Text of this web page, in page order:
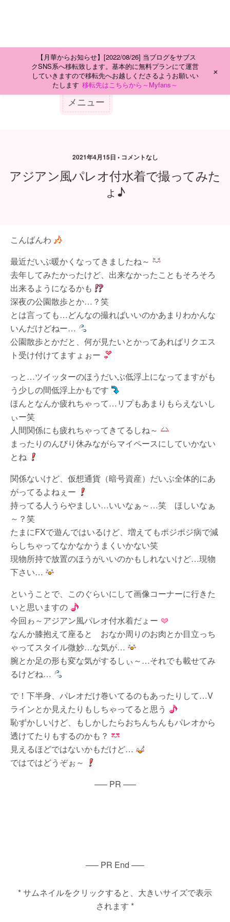
2021年4月15日 • コメントなし
アジアン風パレオ付水着で撮ってみた
ょ♪
こんばんわ
最近だいぶ暖かくなってきましたね～
去年してみたかったけど、出来なかったこともそろそろ
出来るようになるかも
深夜の公園散歩とか…？笑
とは言っても…どんなの撮ればいいのかあまりわかんな
いんだけどねー…
公園散歩とかだと、何が見たいとかってあればリクエス
ト受け付けてますょぉー
っと…ツイッターのほうだいぶ低浮上になってますがも
う少しの間低浮上かもです
ほんとなんか疲れちゃって…リプもあまりもらえないし
ぃー笑
人間関係にも疲れちゃってきてるしね～
まったりのんびり休みながらマイペースにしていかない
とね
関係ないけど、仮想通貨（暗号資産）だいぶ全体的にあ
がってるよねぇー
持ってる人うらやましい…いいなぁ～…笑 ほしいなぁ
～？笑
たまにFXで遊んではいるけど、増えてもポジポジ病で減
らしちゃってなかなかうまくいかない笑
現物所持で放置のほうがいいのかもしれないけど…現物
下さい…
ということで、このぐらいにして画像コーナーに行きた
いと思いますの
今回ゎ～アジアン風パレオ付水着だょー
なんか膝抱えて座ると おなか周りのお肉とか目立っち
ゃってスタイル微妙…な気が…
腕とか足の形も変な気がするしぃ～…それでも載せてみ
るけどね…
で！下半身、パレオだけ巻いてるのもあったりして…V
ラインとか見えたりもしちゃってると思う
恥ずかしいけど、もしかしたらおちんちんもパレオから
透けてたりもするのかも？
見えるほどではないかもだけど…
ではではどうぞぉ～
—– PR —–
—– PR End —–
* サムネイルをクリックすると、大きいサイズで表示
されます *
【月華からお知らせ】[2022/08/26] 当ブログをサブス
クSNS系へ移転致します。基本的に無料プランにて運営
していきますので移転先へお越しくださるようお願いい
たします 移転先はこちらから～Myfans～
+